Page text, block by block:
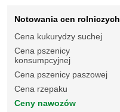
Notowania cen rolniczych
Cena kukurydzy suchej
Cena pszenicy
konsumpcyjnej
Cena pszenicy paszowej
Cena rzepaku
Ceny nawozów